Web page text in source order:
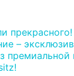
–
премиальной